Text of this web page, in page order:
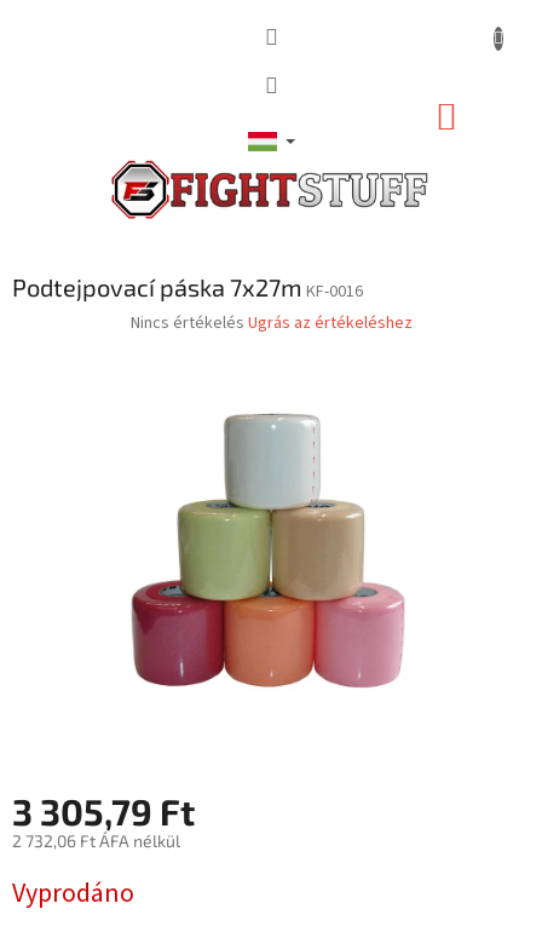
Podtejpovací páska 7x27m KF-0016
A
Nincs értékelés Ugrás az értékeléshez
3 305,79 Ft
2 732,06 Ft ÁFA nélkül
Vyprodáno